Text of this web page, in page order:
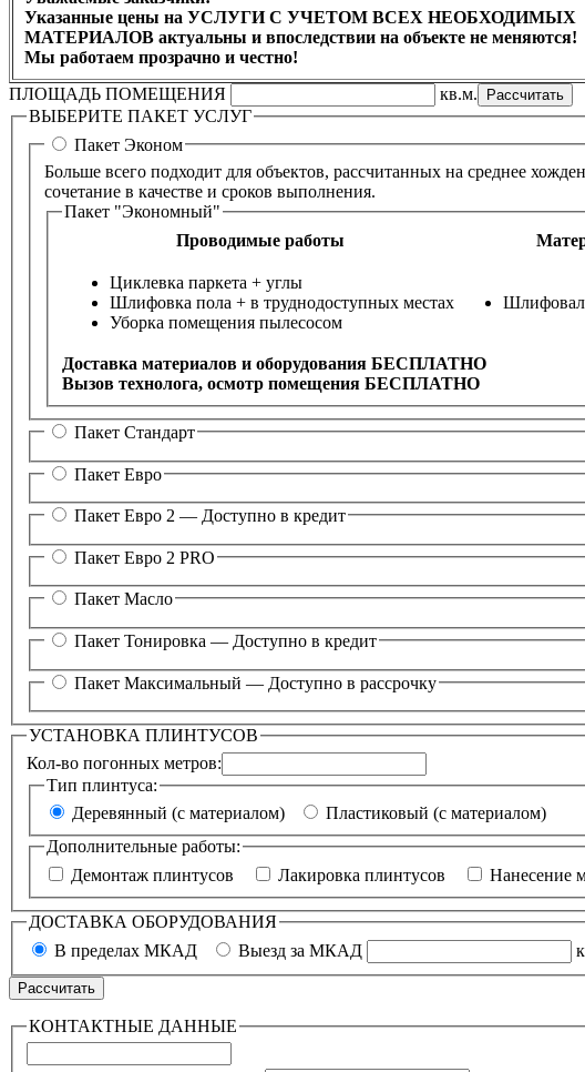
Указанные цены на УСЛУГИ С УЧЕТОМ ВСЕХ НЕОБХОДИМЫХ
МАТЕРИАЛОВ актуальны и впоследствии на объекте не меняются!
Мы работаем прозрачно и честно!
ПЛОЩАДЬ ПОМЕЩЕНИЯ
кв.м.
ВЫБЕРИТЕ ПАКЕТ УСЛУГ
Пакет Эконом
Больше всего подходит для объектов, рассчитанных на среднее
сочетание в качестве и сроков выполнения.
Пакет "Экономный"
Проводимые работы
Циклевка паркета + углы
Шлифовка пола + в труднодоступных местах
Уборка помещения пылесосом
Доставка материалов и оборудования БЕСПЛАТНО
Вызов технолога, осмотр помещения БЕСПЛАТНО
Пакет Стандарт
Пакет Евро
Пакет Евро 2 — Доступно в кредит
Пакет Евро 2 PRO
Пакет Масло
Пакет Тонировка — Доступно в кредит
Пакет Максимальный — Доступно в рассрочку
УСТАНОВКА ПЛИНТУСОВ
Кол-во погонных метров:
Тип плинтуса:
Деревянный (с материалом)
Пластиковый (с материалом)
Дополнительные работы:
Демонтаж плинтусов
Лакировка плинтусов Нанесение
ДОСТАВКА ОБОРУДОВАНИЯ
В пределах МКАД
Выезд за МКАД
КОНТАКТНЫЕ ДАННЫЕ